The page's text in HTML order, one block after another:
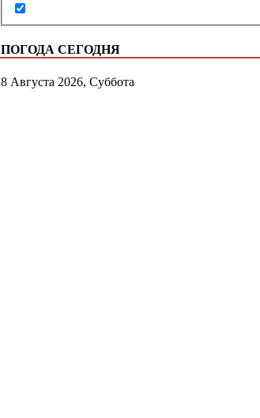
ПОГОДА СЕГОДНЯ
8 Августа 2026, Суббота